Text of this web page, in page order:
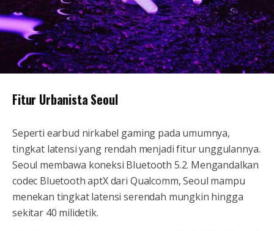
Fitur Urbanista Seoul
Seperti earbud nirkabel gaming pada umumnya,
tingkat latensi yang rendah menjadi fitur unggulannya.
Seoul membawa koneksi Bluetooth 5.2. Mengandalkan
codec Bluetooth aptX dari Qualcomm, Seoul mampu
menekan tingkat latensi serendah mungkin hingga
sekitar 40 milidetik.